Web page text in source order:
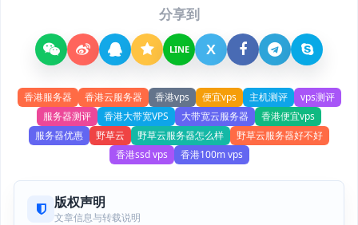
分享到
LINE X
香港服务器 香港云服务器 香港vps 便宜vps 主机测评
vps测评
服务器测评
香港大带宽VPS 大带宽云服务器
香港便宜vps
服务器优惠
野草云 野草云服务器怎么样
野草云服务器好不好
香港ssd vps
香港100m vps
版权声明
文章信息与转载说明